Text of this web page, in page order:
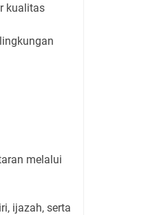
kualitas
melalui
ijazah, serta